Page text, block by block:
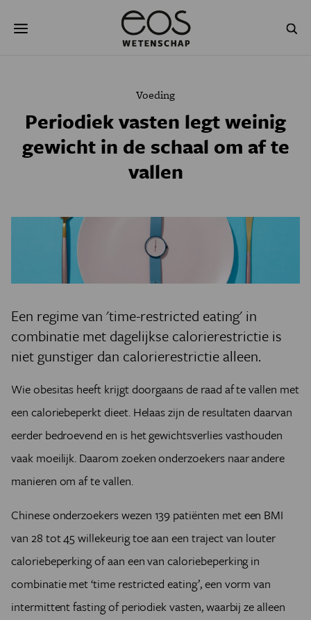
naar
NATUURWETENSCHAPPEN GESCHIEDENIS
PODCAST AGENDA
Voeding
Periodiek vasten legt weinig
gewicht in de schaal om af te
vallen
Een regime van 'time-restricted eating' in
combinatie met dagelijkse calorierestrictie is
niet gunstiger dan calorierestrictie alleen.
Wie obesitas heeft krijgt doorgaans de raad af te vallen met
een caloriebeperkt dieet. Helaas zijn de resultaten daarvan
eerder bedroevend en is het gewichtsverlies vasthouden
vaak moeilijk. Daarom zoeken onderzoekers naar andere
manieren om af te vallen.
Chinese onderzoekers wezen 139 patiënten met een BMI
van 28 tot 45 willekeurig toe aan een traject van louter
caloriebeperking of aan een van caloriebeperking in
combinatie met ‘time restricted eating’, een vorm van
intermittent fasting of periodiek vasten, waarbij ze alleen